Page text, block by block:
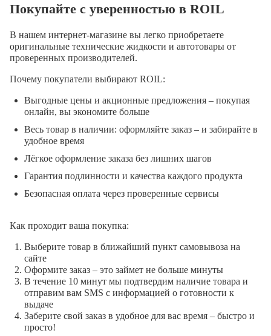
Покупайте с уверенностью в ROIL
В нашем интернет-магазине вы легко приобретаете
оригинальные технические жидкости и автотовары от
проверенных производителей.
Почему покупатели выбирают ROIL:
Выгодные цены и акционные предложения – покупая
онлайн, вы экономите больше
Весь товар в наличии: оформляйте заказ – и забирайте в
удобное время
Лёгкое оформление заказа без лишних шагов
Гарантия подлинности и качества каждого продукта
Безопасная оплата через проверенные сервисы
Как проходит ваша покупка:
Выберите товар в ближайший пункт самовывоза на
сайте
Оформите заказ – это займет не больше минуты
В течение 10 минут мы подтвердим наличие товара и
отправим вам SMS с информацией о готовности к
выдаче
Заберите свой заказ в удобное для вас время – быстро и
просто!